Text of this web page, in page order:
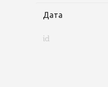
Дата
id